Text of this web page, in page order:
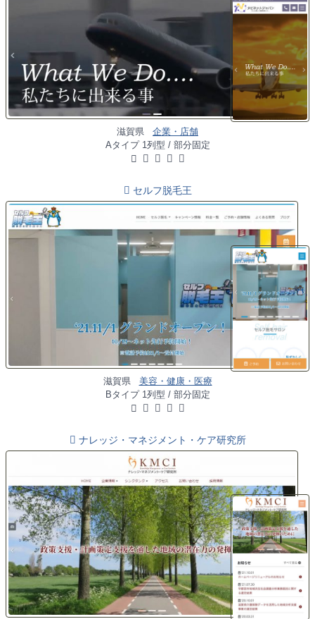
滋賀県
企業・店舗
Aタイプ 1列型 / 部分固定
セルフ脱毛王
滋賀県
美容・健康・医療
Bタイプ 1列型 / 部分固定
ナレッジ・マネジメント・ケア研究所